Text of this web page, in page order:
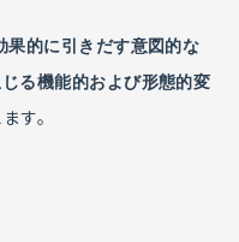
果的に引きだす意図的な
る機能的および形態的変
す。